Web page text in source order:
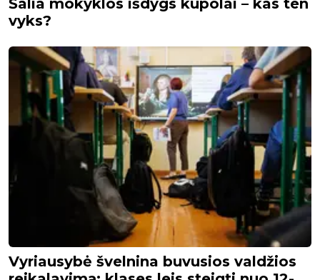
Šalia mokyklos išdygs kupolai – kas ten
vyks?
Vyriausybė švelnina buvusios valdžios